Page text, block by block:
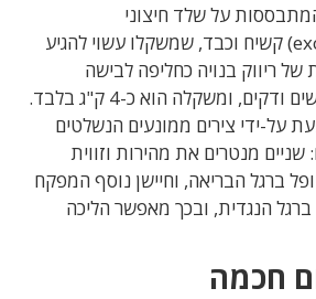
על שלד חיצוני
) קשיח וכבד, שמשקלו עשוי להגיע
של ריווק בנויה כחליפה לבישה
המורכבת מכבלים גמישים ודקים, ומשקלה הוא כ-4 ק"ג בלבד.
על-ידי צירים ממונעים הנשלטים
שניים מנטרים את מהירות וזווית
ברגל הבריאה, וחיישן נוסף המפקח
הנגדית, ובכך מאפשר הליכה
חכמה